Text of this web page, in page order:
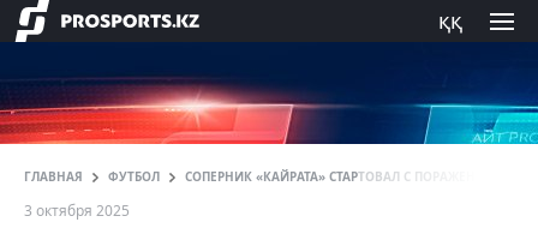
ққ
ГЛАВНАЯ ФУТБОЛ СОПЕРНИК «КАЙРАТА» СТАРТОВАЛ С ПОРАЖЕНИЯ В
3 октября 2025